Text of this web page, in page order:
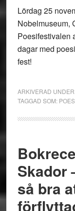
Lördag 25
Nobelmuseum,
Poesifestivalen
dagar med
fest!
ARKIVERAD
TAGGAD SOM:
Skador
så bra